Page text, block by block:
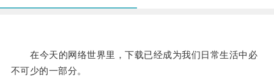
在今天的网络世界里，下载已经成为我们日常生活中必
不可少的一部分。